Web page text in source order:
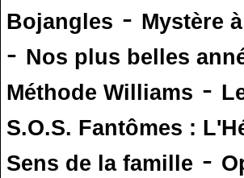
Bojangles - Mystère
- Nos plus belles
Méthode Williams -
S.O.S. Fantômes :
Sens de la famille -